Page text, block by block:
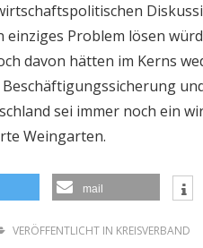
einziges Problem lösen
davon hätten im Kerns
sei immer noch ein
Weingarten.
mail
VERÖFFENTLICHT IN KREISVERBAND